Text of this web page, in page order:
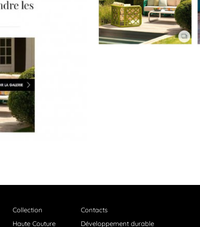
Collection
Haute Couture
Contacts
Développement durable